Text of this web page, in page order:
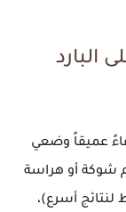
البارد
عميقاً وضعي
شوكة أو هراسة
أسرع)،